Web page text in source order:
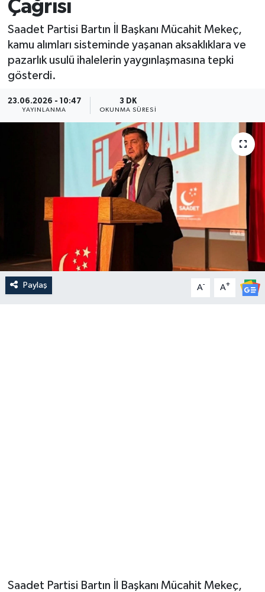
Çağrısı
Saadet Partisi Bartın İl Başkanı Mücahit Mekeç,
kamu alımları sisteminde yaşanan aksaklıklara ve
pazarlık usulü ihalelerin yaygınlaşmasına tepki
gösterdi.
23.06.2026 - 10:47
YAYINLANMA
3 DK
OKUNMA SÜRESI
Paylaş A- A+
Saadet Partisi Bartın İl Başkanı Mücahit Mekeç,
Sağlık
Sinema
Sivil Toplum
Tarım
Turizm
Yaşam
Yerel Yönetimler